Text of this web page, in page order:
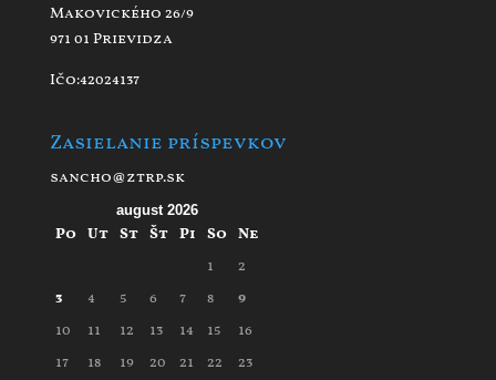
Makovického 26/9
971 01 Prievidza
Ičo:42024137
Zasielanie príspevkov
sancho@ztrp.sk
august 2026
Po Ut St Št Pi So Ne
1
2
3
4 5 6 7 8
9
10
11 12 13 14 15
16
17
18 19 20 21 22
23